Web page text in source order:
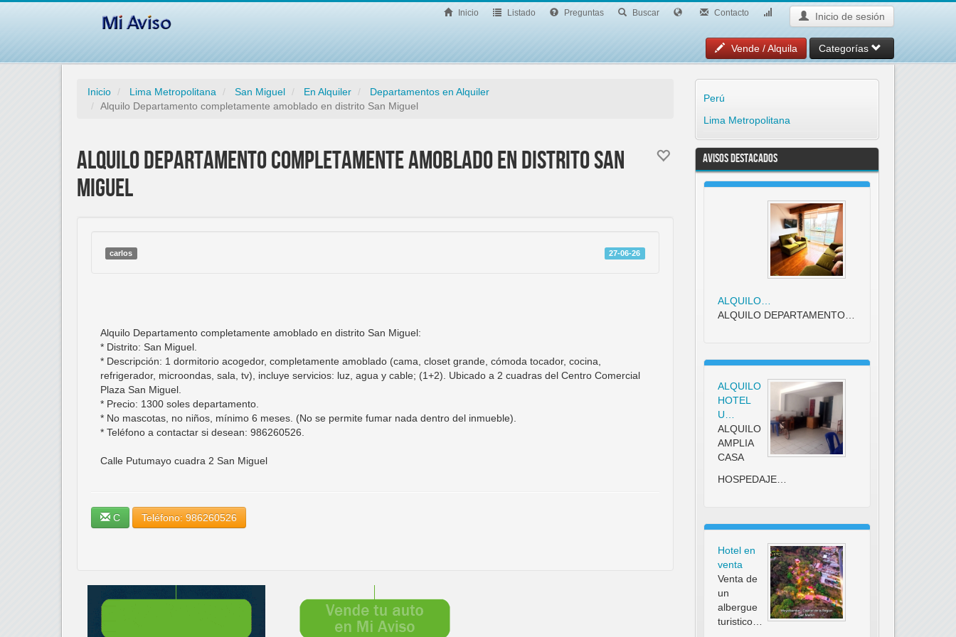
Inicio Listado Preguntas Buscar Contacto Inicio de sesión
Vende / Alquila Categorías
Inicio Lima Metropolitana San Miguel En Alquiler
Departamentos en Alquiler
Alquilo Departamento completamente amoblado en distrito San Miguel
Alquilo Departamento completamente amoblado en distrito San
Miguel
carlos 27-06-26
Alquilo Departamento completamente amoblado en distrito San Miguel:
* Distrito: San Miguel.
* Descripción: 1 dormitorio acogedor, completamente amoblado (cama, closet grande, cómoda tocador, cocina,
refrigerador, microondas, sala, tv), incluye servicios: luz, agua y cable; (1+2). Ubicado a 2 cuadras del Centro Comercial
Plaza San Miguel.
* Precio: 1300 soles departamento.
* No mascotas, no niños, mínimo 6 meses. (No se permite fumar nada dentro del inmueble).
* Teléfono a contactar si desean: 986260526.
Calle Putumayo cuadra 2 San Miguel
C Teléfono: 986260526
Perú
Lima Metropolitana
Avisos Destacados
ALQUILO…
ALQUILO DEPARTAMENTO…
ALQUILO
HOTEL
U…
ALQUILO
AMPLIA
CASA
HOSPEDAJE…
Hotel en
venta
Venta de
un
albergue
turistico…